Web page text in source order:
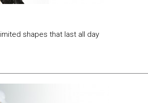
shapes that last all day